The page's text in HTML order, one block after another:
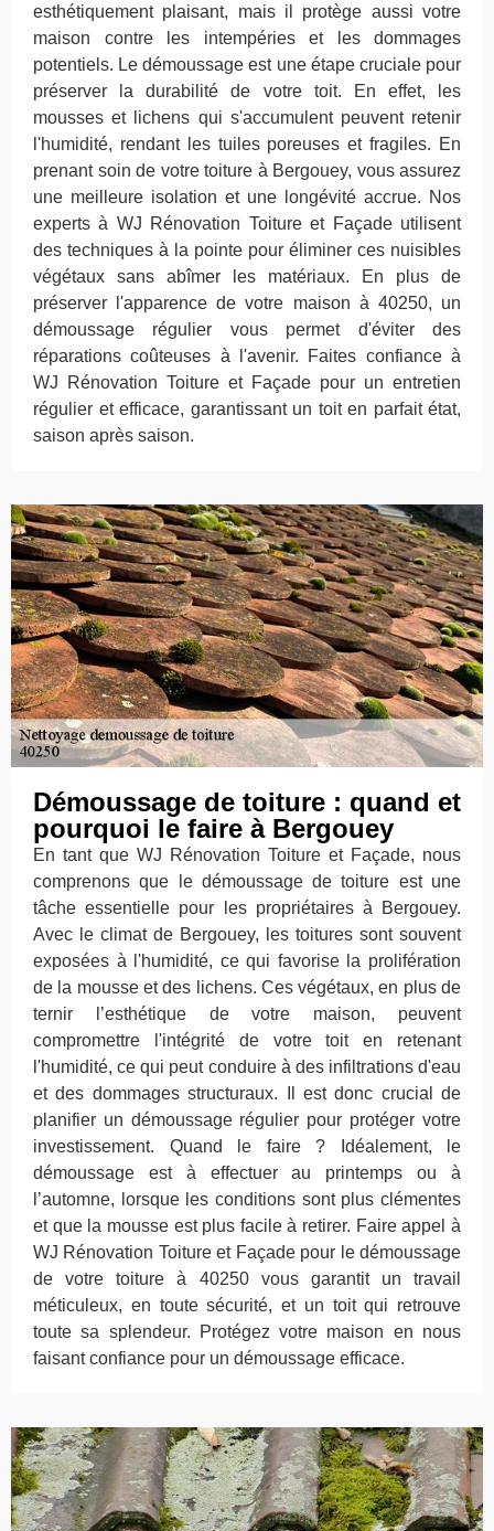
esthétiquement plaisant, mais il protège aussi votre
maison contre les intempéries et les dommages
potentiels. Le démoussage est une étape cruciale pour
préserver la durabilité de votre toit. En effet, les
mousses et lichens qui s'accumulent peuvent retenir
l'humidité, rendant les tuiles poreuses et fragiles. En
prenant soin de votre toiture à Bergouey, vous assurez
une meilleure isolation et une longévité accrue. Nos
experts à WJ Rénovation Toiture et Façade utilisent
des techniques à la pointe pour éliminer ces nuisibles
végétaux sans abîmer les matériaux. En plus de
préserver l'apparence de votre maison à 40250, un
démoussage régulier vous permet d'éviter des
réparations coûteuses à l'avenir. Faites confiance à
WJ Rénovation Toiture et Façade pour un entretien
régulier et efficace, garantissant un toit en parfait état,
saison après saison.
Démoussage de toiture : quand et
pourquoi le faire à Bergouey
En tant que WJ Rénovation Toiture et Façade, nous
comprenons que le démoussage de toiture est une
tâche essentielle pour les propriétaires à Bergouey.
Avec le climat de Bergouey, les toitures sont souvent
exposées à l'humidité, ce qui favorise la prolifération
de la mousse et des lichens. Ces végétaux, en plus de
ternir l’esthétique de votre maison, peuvent
compromettre l'intégrité de votre toit en retenant
l'humidité, ce qui peut conduire à des infiltrations d'eau
et des dommages structuraux. Il est donc crucial de
planifier un démoussage régulier pour protéger votre
investissement. Quand le faire ? Idéalement, le
démoussage est à effectuer au printemps ou à
l’automne, lorsque les conditions sont plus clémentes
et que la mousse est plus facile à retirer. Faire appel à
WJ Rénovation Toiture et Façade pour le démoussage
de votre toiture à 40250 vous garantit un travail
méticuleux, en toute sécurité, et un toit qui retrouve
toute sa splendeur. Protégez votre maison en nous
faisant confiance pour un démoussage efficace.